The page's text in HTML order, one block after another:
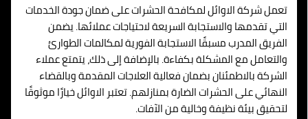
تعمل شركة الاوائل لمكافحة الحشرات على ضمان جودة الخدمات
التي تقدمها والاستجابة السريعة لاحتياجات عملائها. يضمن
الفريق المدرب مسبقًا الاستجابة الفورية لمكالمات الطوارئ
والتعامل مع المشكلة بكفاءة. بالإضافة إلى ذلك، يتمتع عملاء
الشركة بالاطمئنان بضمان فعالية العلاجات المقدمة وبالقضاء
النهائي على الحشرات الضارة بمنازلهم. تعتبر الاوائل خيارًا موثوقًا
لتحقيق بيئة نظيفة وخالية من الآفات.